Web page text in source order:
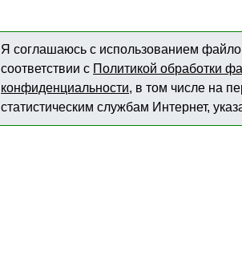
Я соглашаюсь с использованием
соответствии с Политикой обработки
конфиденциальности, в том числе на
статистическим службам Интернет,